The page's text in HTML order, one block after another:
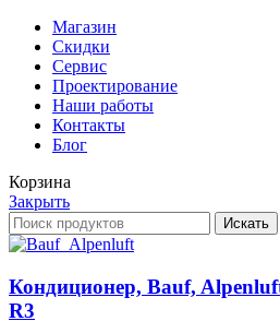
Магазин
Скидки
Сервис
Проектирование
Наши работы
Контакты
Блог
Корзина
Закрыть
Искать
Кондиционер, Bauf,
R3